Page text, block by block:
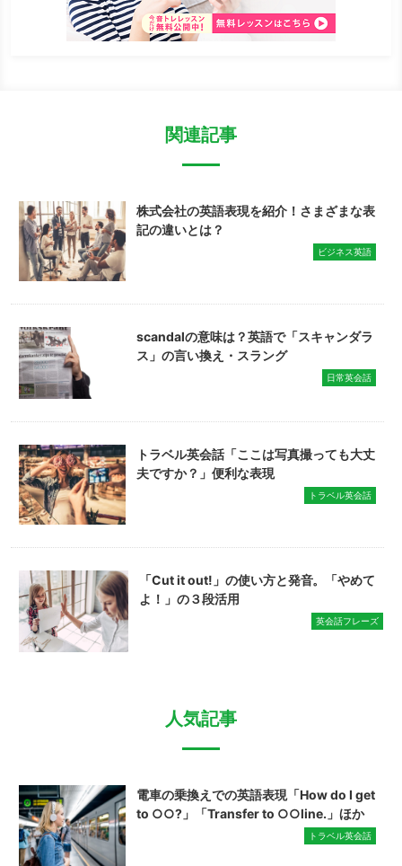
関連記事
株式会社の英語表現を紹介！さまざまな表
記の違いとは？
ビジネス英語
scandalの意味は？英語で「スキャンダラ
ス」の言い換え・スラング
日常英会話
トラベル英会話「ここは写真撮っても大丈
夫ですか？」便利な表現
トラベル英会話
「Cut it out!」の使い方と発音。「やめて
よ！」の３段活用
英会話フレーズ
人気記事
電車の乗換えでの英語表現「How do I get
to ○○?」「Transfer to ○○line.」ほか
トラベル英会話